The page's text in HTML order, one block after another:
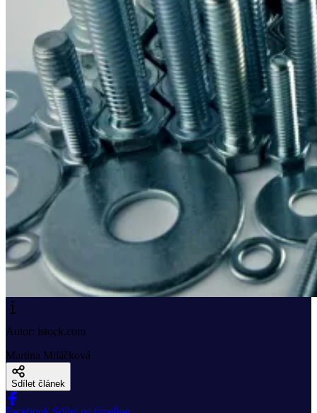
Autor: istock.com
Martina Miláčková
Sdílet článek